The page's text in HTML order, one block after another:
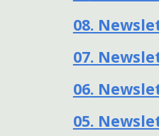
08.
07.
06.
05.